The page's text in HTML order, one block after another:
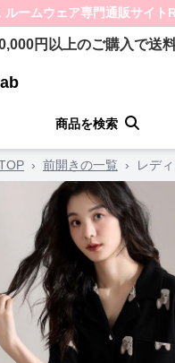
ルームウェア専門通販サイト
円以上のご購入で送
商品を検索
› 前開きの一覧 › レデ